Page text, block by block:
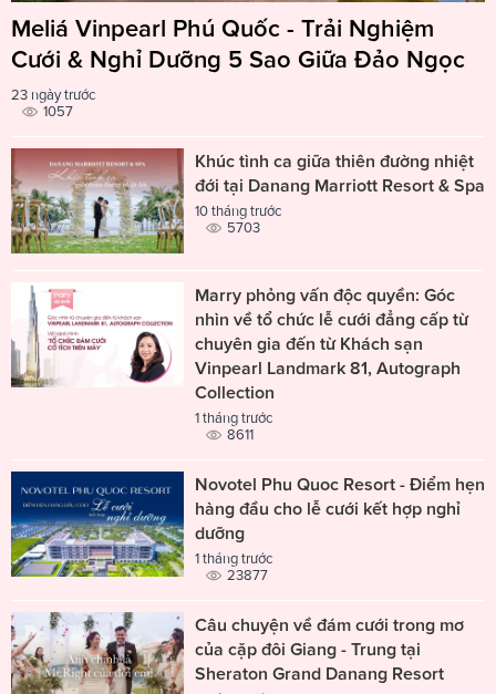
Meliá Vinpearl Phú Quốc - Trải Nghiệm
Cưới & Nghỉ Dưỡng 5 Sao Giữa Đảo Ngọc
23 ngày trước
1057
Khúc tình ca giữa thiên đường nhiệt
đới tại Danang Marriott Resort & Spa
10 tháng trước
5703
Marry phỏng vấn độc quyền: Góc
nhìn về tổ chức lễ cưới đẳng cấp từ
chuyên gia đến từ Khách sạn
Vinpearl Landmark 81, Autograph
Collection
1 tháng trước
8611
Novotel Phu Quoc Resort - Điểm hẹn
hàng đầu cho lễ cưới kết hợp nghỉ
dưỡng
1 tháng trước
23877
Câu chuyện về đám cưới trong mơ
của cặp đôi Giang - Trung tại
Sheraton Grand Danang Resort